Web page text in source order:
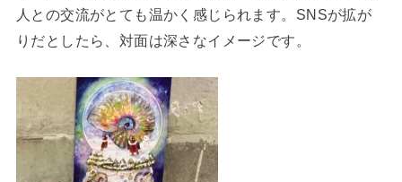
人との交流がとても温かく感じられます。SNSが拡が
りだとしたら、対面は深さなイメージです。